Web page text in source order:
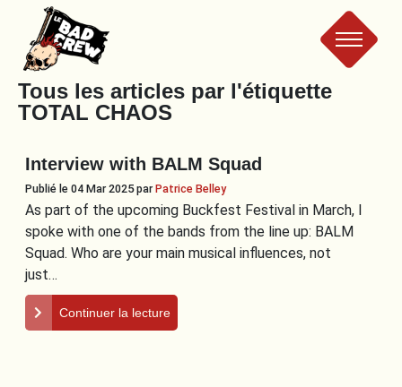
Le
Bad
Crew
Tous les articles par l'étiquette
TOTAL CHAOS
Interview with BALM Squad
Publié le 04 Mar 2025parPatrice Belley
As part of the upcoming Buckfest Festival in March, I
spoke with one of the bands from the line up: BALM
Squad. Who are your main musical influences, not
just…
Continuer la lecture